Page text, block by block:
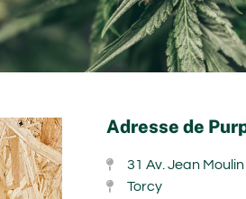
Adresse de
31 Av. Jean Moulin
Torcy